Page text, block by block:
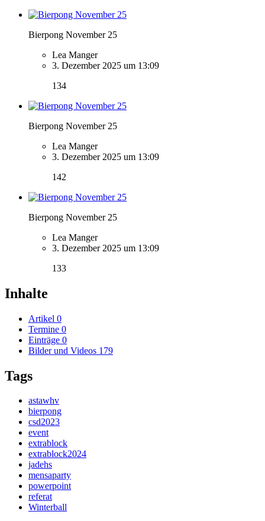
Bierpong November 25
Lea Manger
3. Dezember 2025 um 13:09
134
Bierpong November 25
Lea Manger
3. Dezember 2025 um 13:09
142
Bierpong November 25
Lea Manger
3. Dezember 2025 um 13:09
133
Inhalte
Artikel 0
Termine 0
Einträge 0
Bilder und Videos 179
Tags
astawhv
bierpong
csd2023
event
extrablock
extrablock2024
jadehs
mensaparty
powerpoint
referat
Winterball